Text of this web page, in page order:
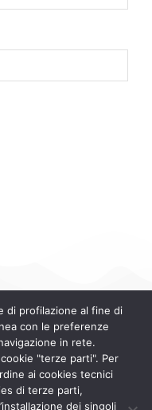
Notifiche Atti
di profilazione al fine di
con le preferenze
in rete.
"terze parti". Per
ai cookies tecnici
di terze parti,
dei singoli